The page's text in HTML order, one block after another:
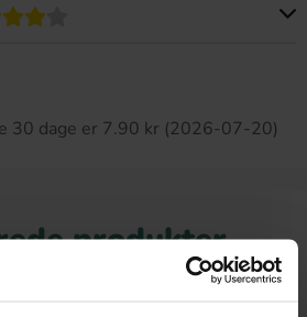
30 dage er 7.90 kr (2026-07-20)
produkter